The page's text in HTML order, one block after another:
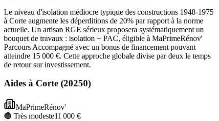
Le niveau d'isolation médiocre typique des constructions 1948-1975
à Corte augmente les déperditions de 20% par rapport à la norme
actuelle. Un artisan RGE sérieux proposera systématiquement un
bouquet de travaux : isolation + PAC, éligible à MaPrimeRénov'
Parcours Accompagné avec un bonus de financement pouvant
atteindre 15 000 €. Cette approche globale divise par deux le temps
de retour sur investissement.
Aides à Corte (20250)
MaPrimeRénov'
🔵 Très modeste11 000 €